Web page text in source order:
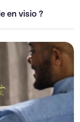
en visio ?